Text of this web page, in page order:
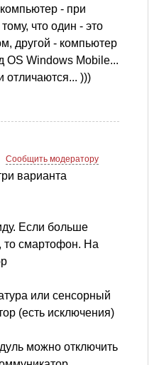
- при
что один - это
другой - компьютер
OS Windows Mobile...
отличаются... )))
Сообщить модератору
варианта
Если больше
то смартофон. На
или сенсорный
(есть исключения)
можно отключить